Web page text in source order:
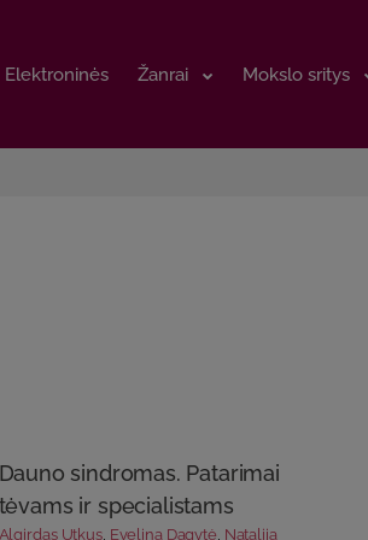
Elektroninės Žanrai Mokslo sritys
Elektroninės Žanrai Mokslo sritys
Dauno sindromas. Patarimai
tėvams ir specialistams
Algirdas Utkus, Evelina Dagytė Natalija